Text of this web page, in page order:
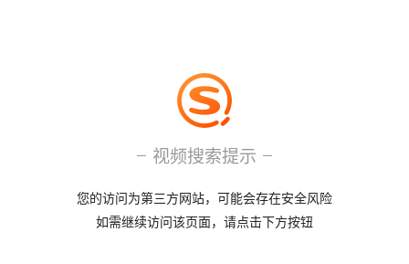
视频搜索提示
您的访问为第三方网站，可能会存在安全风险
如需继续访问该页面，请点击下方按钮